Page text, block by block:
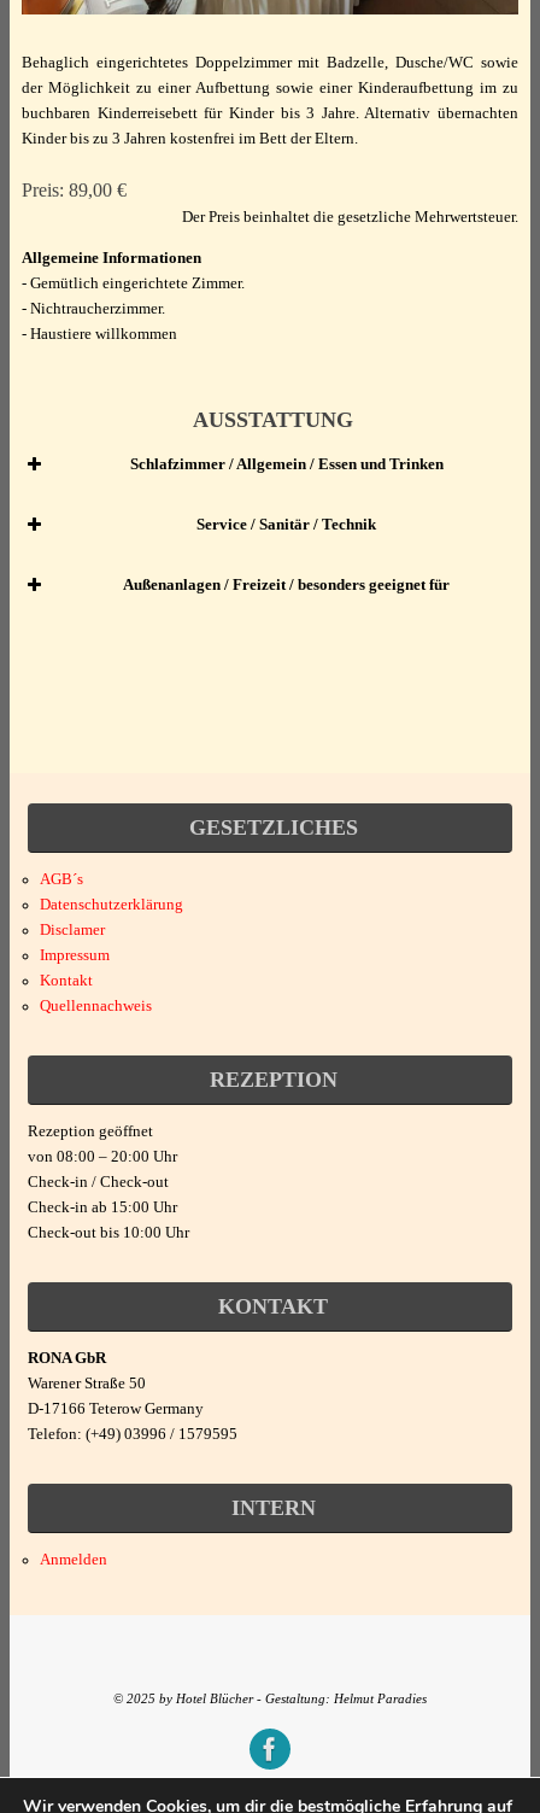
Behaglich eingerichtetes Doppelzimmer mit Badzelle, Dusche/WC sowie
der Möglichkeit zu einer Aufbettung sowie einer Kinderaufbettung im zu
buchbaren Kinderreisebett für Kinder bis 3 Jahre. Alternativ übernachten
Kinder bis zu 3 Jahren kostenfrei im Bett der Eltern.
Preis: 89,00 €
Der Preis beinhaltet die gesetzliche Mehrwertsteuer.
Allgemeine Informationen
- Gemütlich eingerichtete Zimmer.
- Nichtraucherzimmer.
- Haustiere willkommen
AUSSTATTUNG
Schlafzimmer / Allgemein / Essen und Trinken
Schlafzimmer
Studio mit 1 Bett
Fahrradraum abschließbar
Raucherbereich
Nichtraucher
kombiniert
Essen und Trinken
Service / Sanitär / Technik
Service
Handtücher
Haartrockner
Internet - WLAN
Kabel/Sat
Außenanlagen / Freizeit / besonders geeignet für
besonders geeignet für
Kultur
Rad fahren
Wandern/Walking
GESETZLICHES
AGB´s
Datenschutzerklärung
Disclamer
Impressum
Kontakt
Quellennachweis
REZEPTION
Rezeption geöffnet
von 08:00 – 20:00 Uhr
Check-in / Check-out
Check-in ab 15:00 Uhr
Check-out bis 10:00 Uhr
KONTAKT
RONA GbR
Warener Straße 50
D-17166 Teterow Germany
Telefon: (+49) 03996 / 1579595
INTERN
Anmelden
© 2025 by Hotel Blücher - Gestaltung: Helmut Paradies
Präsentiert von Tempera&
Wir verwenden Cookies, um dir die bestmögliche Erfahrung auf